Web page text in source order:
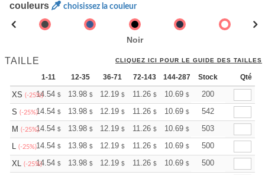
couleurs choisissez la couleur
Noir
TAILLE CLIQUEZ ICI POUR LE GUIDE DES TAILLES
1-11 12-35 36-71 72-143 144-287 288 + Plus
Stock Qté
XS (-25%)14.54 $ 13.98 $ 12.19 $ 11.26 $ 10.69 $ 10.51
200
S (-25%)14.54 $ 13.98 $ 12.19 $ 11.26 $ 10.69 $ 10.51
542
M (-25%)14.54 $ 13.98 $ 12.19 $ 11.26 $ 10.69 $ 10.51
503
L (-25%)14.54 $ 13.98 $ 12.19 $ 11.26 $ 10.69 $ 10.51
500
XL (-25%)14.54 $ 13.98 $ 12.19 $ 11.26 $ 10.69 $ 10.51
500